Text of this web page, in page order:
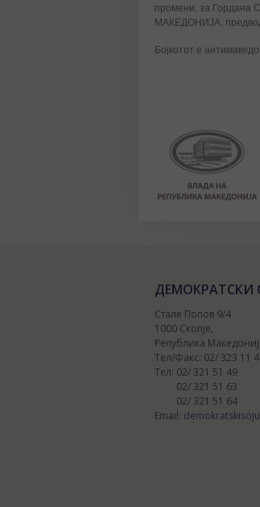
промени, за Гордана
МАКЕДОНИЈА,
Бојкотот е
ДЕМОКРАТСКИ
Стале Попов 9/4
1000 Скопје,
Република
Тел/Факс: 02/ 323 11
Тел: 02/ 321 51 49
02/ 321 51 63
02/ 321 51 64
Email: